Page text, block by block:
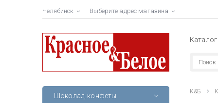
Челябинск Выберите адрес магазина
Каталог
Шоколад, конфеты
К&Б